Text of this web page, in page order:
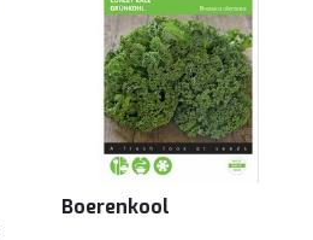
Boerenkool